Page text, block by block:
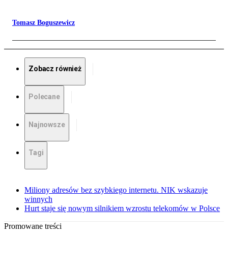
Tomasz Boguszewicz
Zobacz również
Polecane
Najnowsze
Tagi
Miliony adresów bez szybkiego internetu. NIK wskazuje
winnych
Hurt staje się nowym silnikiem wzrostu telekomów w Polsce
Promowane treści